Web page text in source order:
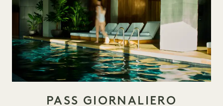
PASS GIORNALIERO